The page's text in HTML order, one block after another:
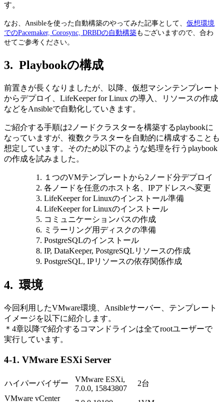
す。
なお、Ansibleを使った自動構築のやってみた記事として、 仮想環境
でのPacemaker, Corosync, DRBDの自動構築もございますので、合わ
せてご参考ください。
3. Playbookの構成
前置きが長くなりましたが、以降、仮想マシンテンプレート
からデプロイ、 LifeKeeper for Linux の導入、リソースの作成
などをAnsibleで自動化していきます。
ご紹介する手順は2 ノードクラスターを構築するplaybookに
なっていますが、複数クラスターを自動的に構成することも
想定しています。そのため以下のような処理を行う playbook
の作成を試みました。
１つのVMテンプレートから2 ノード分デプロイ
各ノードを任意のホスト名、 IPアドレスへ変更
LifeKeeper for Linuxのインストール準備
LifeKeeper for Linuxのインストール
コミュニケーションパスの作成
ミラーリング用ディスクの準備
PostgreSQLのインストール
IP, DataKeeper, PostgreSQLリソースの作成
PostgreSQL, IPリソースの依存関係作成
4. 環境
今回利用したVMware環境、 Ansibleサーバー、テンプレート
イメージを以下に紹介します。
＊ 4章以降で紹介するコマンドラインは全てrootユーザーで
実行しています。
4-1. VMware ESXi Server
ハイパーバイザー
VMware ESXi,
7.0.0, 15843807
2台
VMware vCenter